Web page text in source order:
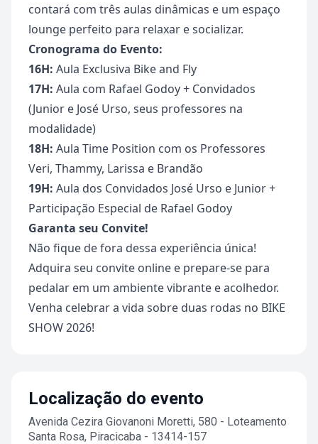
contará com três aulas dinâmicas e um espaço
lounge perfeito para relaxar e socializar.
Cronograma do Evento:
16H: Aula Exclusiva Bike and Fly
17H: Aula com Rafael Godoy + Convidados
(Junior e José Urso, seus professores na
modalidade)
18H: Aula Time Position com os Professores
Veri, Thammy, Larissa e Brandão
19H: Aula dos Convidados José Urso e Junior +
Participação Especial de Rafael Godoy
Garanta seu Convite!
Não fique de fora dessa experiência única!
Adquira seu convite online e prepare-se para
pedalar em um ambiente vibrante e acolhedor.
Venha celebrar a vida sobre duas rodas no BIKE
SHOW 2026!
Localização do evento
Avenida Cezira Giovanoni Moretti, 580 - Loteamento
Santa Rosa, Piracicaba - 13414-157